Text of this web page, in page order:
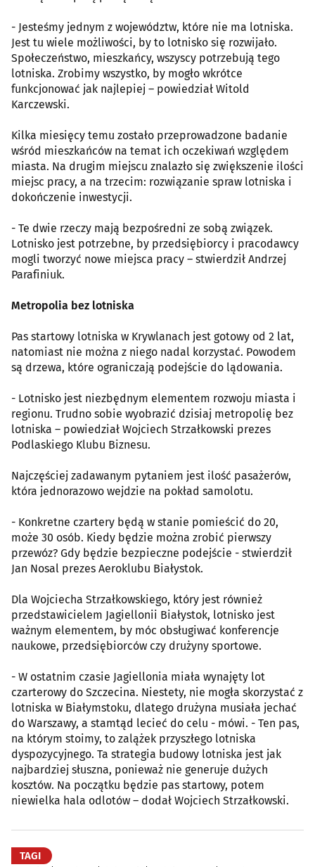
- Jesteśmy jednym z województw, które nie ma lotniska.
Jest tu wiele możliwości, by to lotnisko się rozwijało.
Społeczeństwo, mieszkańcy, wszyscy potrzebują tego
lotniska. Zrobimy wszystko, by mogło wkrótce
funkcjonować jak najlepiej – powiedział Witold
Karczewski.
Kilka miesięcy temu zostało przeprowadzone badanie
wśród mieszkańców na temat ich oczekiwań względem
miasta. Na drugim miejscu znalazło się zwiększenie ilości
miejsc pracy, a na trzecim: rozwiązanie spraw lotniska i
dokończenie inwestycji.
- Te dwie rzeczy mają bezpośredni ze sobą związek.
Lotnisko jest potrzebne, by przedsiębiorcy i pracodawcy
mogli tworzyć nowe miejsca pracy – stwierdził Andrzej
Parafiniuk.
Metropolia bez lotniska
Pas startowy lotniska w Krywlanach jest gotowy od 2 lat,
natomiast nie można z niego nadal korzystać. Powodem
są drzewa, które ograniczają podejście do lądowania.
- Lotnisko jest niezbędnym elementem rozwoju miasta i
regionu. Trudno sobie wyobrazić dzisiaj metropolię bez
lotniska – powiedział Wojciech Strzałkowski prezes
Podlaskiego Klubu Biznesu.
Najczęściej zadawanym pytaniem jest ilość pasażerów,
która jednorazowo wejdzie na pokład samolotu.
- Konkretne czartery będą w stanie pomieścić do 20,
może 30 osób. Kiedy będzie można zrobić pierwszy
przewóz? Gdy będzie bezpieczne podejście - stwierdził
Jan Nosal prezes Aeroklubu Białystok.
Dla Wojciecha Strzałkowskiego, który jest również
przedstawicielem Jagiellonii Białystok, lotnisko jest
ważnym elementem, by móc obsługiwać konferencje
naukowe, przedsiębiorców czy drużyny sportowe.
- W ostatnim czasie Jagiellonia miała wynajęty lot
czarterowy do Szczecina. Niestety, nie mogła skorzystać z
lotniska w Białymstoku, dlatego drużyna musiała jechać
do Warszawy, a stamtąd lecieć do celu - mówi. - Ten pas,
na którym stoimy, to zalążek przyszłego lotniska
dyspozycyjnego. Ta strategia budowy lotniska jest jak
najbardziej słuszna, ponieważ nie generuje dużych
kosztów. Na początku będzie pas startowy, potem
niewielka hala odlotów – dodał Wojciech Strzałkowski.
TAGI